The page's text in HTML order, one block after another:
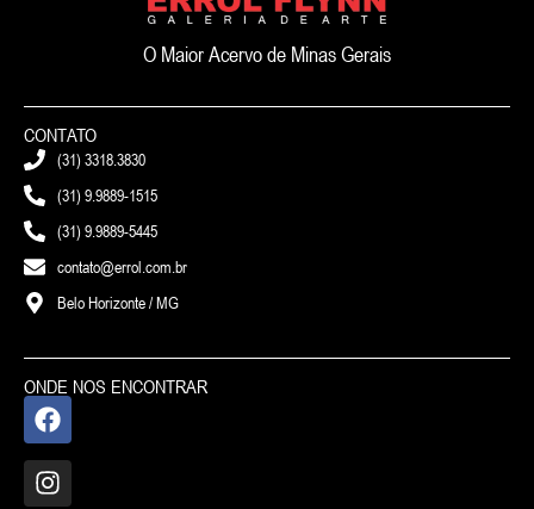
O Maior Acervo de Minas Gerais
CONTATO
(31) 3318.3830
(31) 9.9889-1515
(31) 9.9889-5445
contato@errol.com.br
Belo Horizonte / MG
ONDE NOS ENCONTRAR